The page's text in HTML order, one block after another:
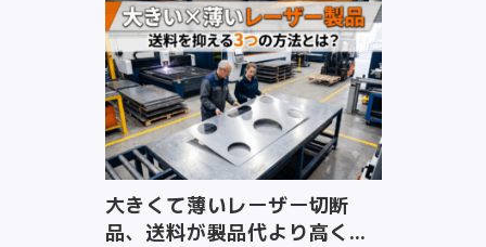
大きくて薄いレーザー切断
品、送料が製品代より高く...